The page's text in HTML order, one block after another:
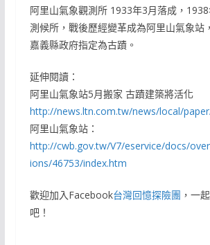
阿里山氣象觀測所 1933年3月落成，
測候所，戰後歷經變革成為阿里山氣象站
嘉義縣政府指定為古蹟。
延伸閱讀：
阿里山氣象站5月搬家 古蹟建築將活化
http://news.ltn.com.tw/news/local/
阿里山氣象站：
http://cwb.gov.tw/V7/eservice/docs/
ions/46753/index.htm
歡迎加入Facebook台灣回憶探險團 ，一
吧！